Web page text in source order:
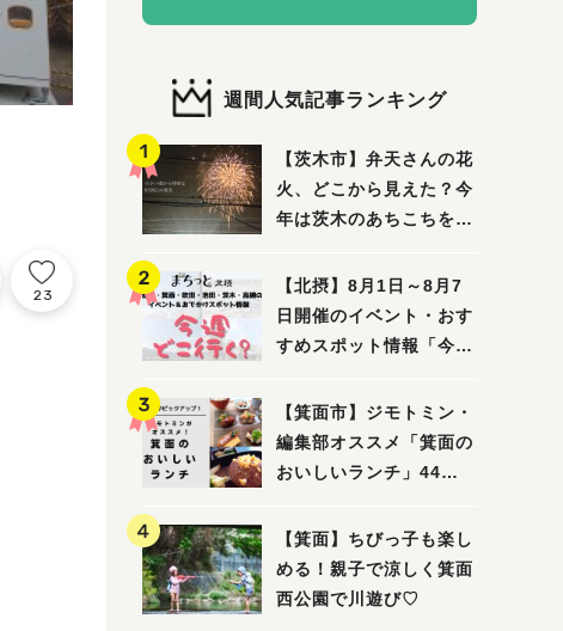
23
週間人気記事ランキング
【茨木市】弁天さんの花
火、どこから見えた？今
年は茨木のあちこちを巡
【北摂】8月1日～8月7
日開催のイベント・おす
すめスポット情報「今週
面・吹田・池田・茨木・
高槻）
【箕面市】ジモトミン・
編集部オススメ「箕面の
おいしいランチ」44
から穴場まで！〜
【箕面】ちびっ子も楽し
める！親子で涼しく箕面
西公園で川遊び♡